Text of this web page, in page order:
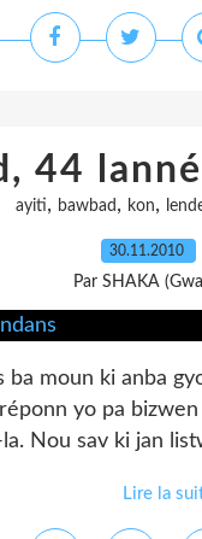
44
ayiti, bawbad , kon,
30.11.2010
Par SHAKA
ba moun ki anba
yo pa
Nou sav ki jan
Lire la